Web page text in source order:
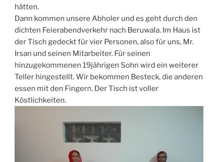
hätten.
Dann kommen unsere Abholer und es geht durch den
dichten Feierabendverkehr nach Beruwala. Im Haus ist
der Tisch gedeckt für vier Personen, also für uns, Mr.
Irsan und seinen Mitarbeiter. Für seinen
hinzugekommenen 19jährigen Sohn wird ein weiterer
Teller hingestellt. Wir bekommen Besteck, die anderen
essen mit den Fingern. Der Tisch ist voller
Köstlichkeiten.